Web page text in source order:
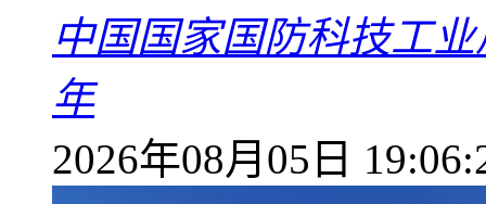
中国国家国防科技工
年
2026年08月05日